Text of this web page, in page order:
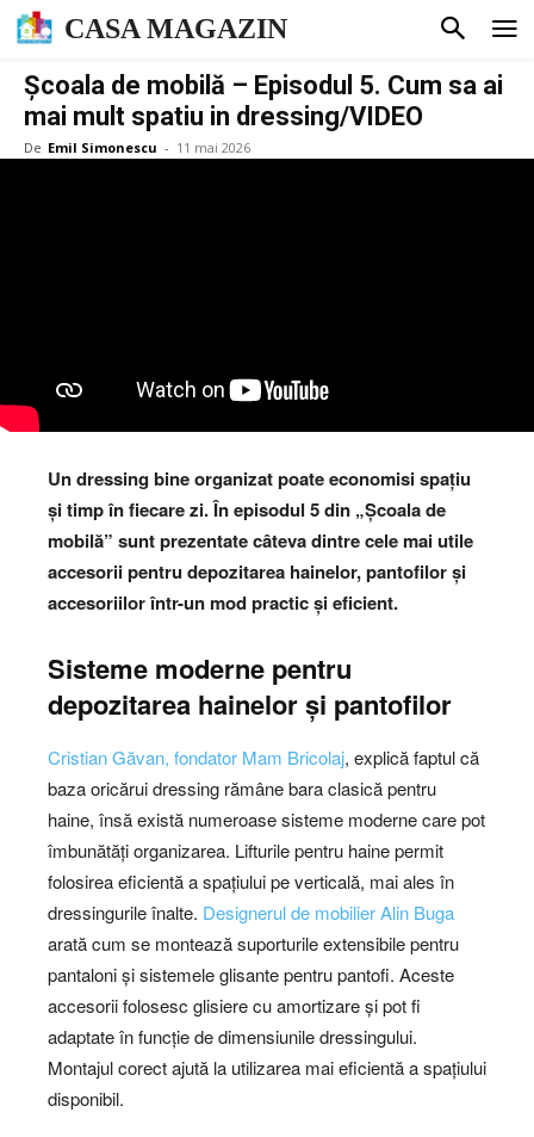
CASA MAGAZIN
Școala de mobilă – Episodul 5. Cum sa ai
mai mult spatiu in dressing/VIDEO
De Emil Simonescu - 11 mai 2026
Un dressing bine organizat poate economisi spațiu
și timp în fiecare zi. În episodul 5 din „Școala de
mobilă” sunt prezentate câteva dintre cele mai utile
accesorii pentru depozitarea hainelor, pantofilor și
accesoriilor într-un mod practic și eficient.
Sisteme moderne pentru
depozitarea hainelor și pantofilor
Cristian Găvan, fondator Mam Bricolaj, explică faptul că
baza oricărui dressing rămâne bara clasică pentru
haine, însă există numeroase sisteme moderne care pot
îmbunătăți organizarea. Lifturile pentru haine permit
folosirea eficientă a spațiului pe verticală, mai ales în
dressingurile înalte. Designerul de mobilier Alin Buga
arată cum se montează suporturile extensibile pentru
pantaloni și sistemele glisante pentru pantofi. Aceste
accesorii folosesc glisiere cu amortizare și pot fi
adaptate în funcție de dimensiunile dressingului.
Montajul corect ajută la utilizarea mai eficientă a spațiului
disponibil.